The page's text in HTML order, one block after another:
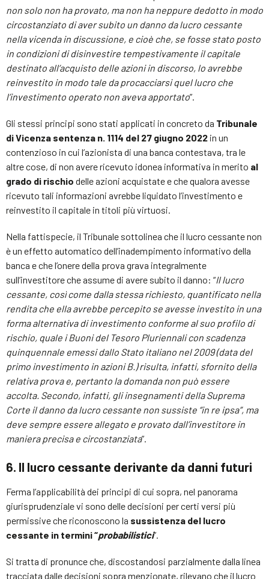
non solo non ha provato, ma non ha neppure dedotto in modo
circostanziato di aver subito un danno da lucro cessante
nella vicenda in discussione, e cioè che, se fosse stato posto
in condizioni di disinvestire tempestivamente il capitale
destinato all’acquisto delle azioni in discorso, lo avrebbe
reinvestito in modo tale da procacciarsi quel lucro che
l’investimento operato non aveva apportato”.
Gli stessi principi sono stati applicati in concreto da Tribunale
di Vicenza sentenza n. 1114 del 27 giugno 2022 in un
contenzioso in cui l’azionista di una banca contestava, tra le
altre cose, di non avere ricevuto idonea informativa in merito al
grado di rischio delle azioni acquistate e che qualora avesse
ricevuto tali informazioni avrebbe liquidato l’investimento e
reinvestito il capitale in titoli più virtuosi.
Nella fattispecie, il Tribunale sottolinea che il lucro cessante non
è un effetto automatico dell’inadempimento informativo della
banca e che l’onere della prova grava integralmente
sull’investitore che assume di avere subito il danno: “Il lucro
cessante, così come dalla stessa richiesto, quantificato nella
rendita che ella avrebbe percepito se avesse investito in una
forma alternativa di investimento conforme al suo profilo di
rischio, quale i Buoni del Tesoro Pluriennali con scadenza
quinquennale emessi dallo Stato italiano nel 2009 (data del
primo investimento in azioni B.) risulta, infatti, sfornito della
relativa prova e, pertanto la domanda non può essere
accolta. Secondo, infatti, gli insegnamenti della Suprema
Corte il danno da lucro cessante non sussiste “in re ipsa”, ma
deve sempre essere allegato e provato dall’investitore in
maniera precisa e circostanziata”.
6. Il lucro cessante derivante da danni futuri
Ferma l’applicabilità dei principi di cui sopra, nel panorama
giurisprudenziale vi sono delle decisioni per certi versi più
permissive che riconoscono la sussistenza del lucro
cessante in termini “probabilistici”.
Si tratta di pronunce che, discostandosi parzialmente dalla linea
tracciata dalle decisioni sopra menzionate, rilevano che il lucro